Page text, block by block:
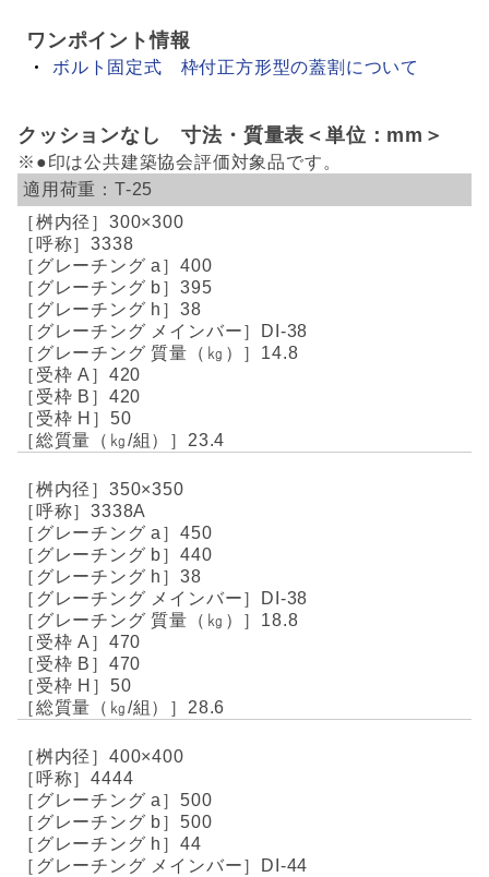
ワンポイント情報
ボルト固定式 枠付正方形型の蓋割について
クッションなし 寸法・質量表＜単位：mm＞
※●印は公共建築協会評価対象品です。
T-25
300×300
3338
400
395
38
DI-38
14.8
420
420
50
23.4
350×350
3338A
450
440
38
DI-38
18.8
470
470
50
28.6
400×400
4444
500
500
44
DI-44